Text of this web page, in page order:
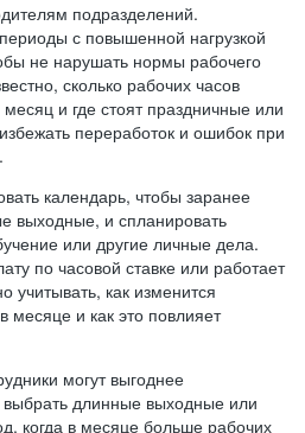
подразделений.
с повышенной нагрузкой
не нарушать нормы рабочего
сколько рабочих часов
и где стоят праздничные или
переработок и ошибок при
календарь, чтобы заранее
выходные, и спланировать
или другие личные дела.
по часовой ставке или работает
как изменится
месяце и как это повлияет
могут выгоднее
длинные выходные или
когда в месяце больше рабочих